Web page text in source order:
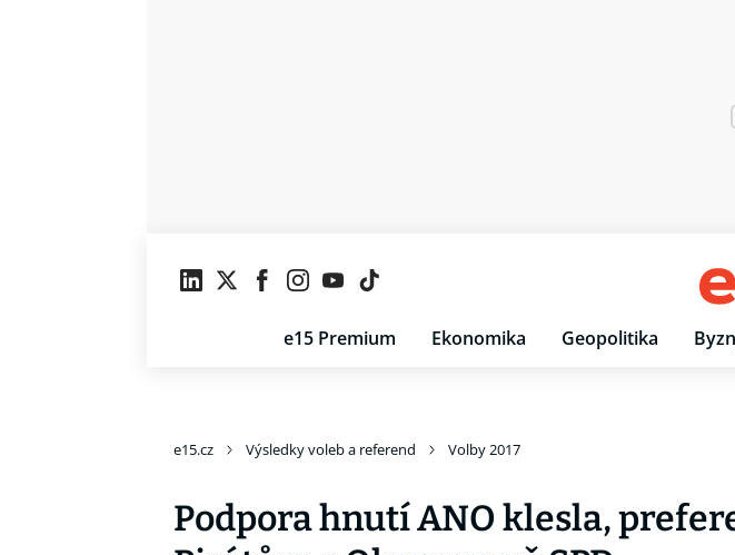
e15 Premium Ekonomika Geopolitika
e15.cz Výsledky voleb a referend Volby 2017
Podpora hnutí ANO klesla,